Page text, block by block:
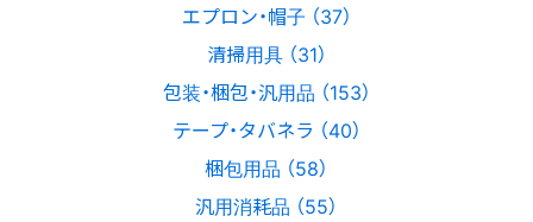
エプロン・帽子 （37）
清掃用具 （31）
包装・梱包・汎用品 （153）
テープ・タバネラ （40）
梱包用品 （58）
汎用消耗品 （55）